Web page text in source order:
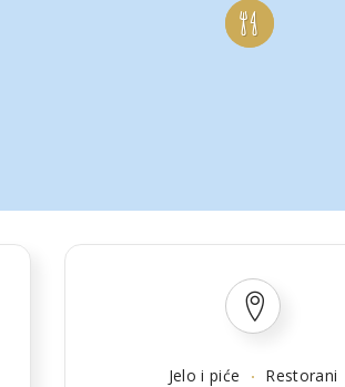
Jelo i piće Restorani